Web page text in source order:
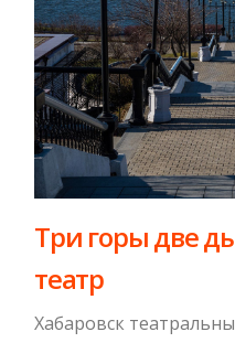
Три горы две
театр
Хабаровск